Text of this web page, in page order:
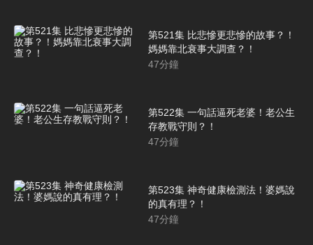
第521集 比悲慘更悲慘的故事？！
媽媽靠北衰事大調查？！
47分鐘
第522集 一句話逼死老婆！老公生
存教戰守則？！
47分鐘
第523集 神奇健康檢測法！婆媽說
的真有理？！
47分鐘